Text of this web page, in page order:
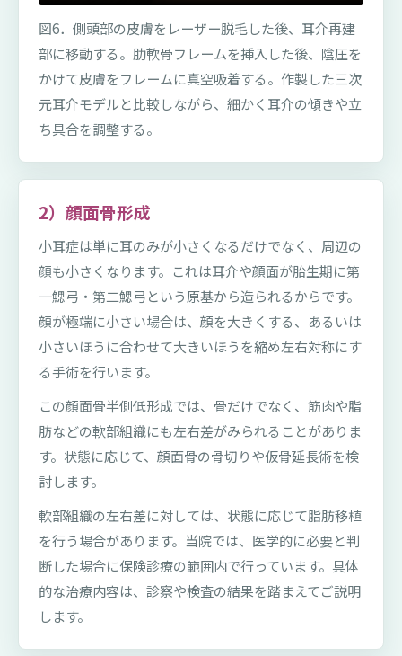
図6．側頭部の皮膚をレーザー脱毛した後、耳介再建
部に移動する。肋軟骨フレームを挿入した後、陰圧を
かけて皮膚をフレームに真空吸着する。作製した三次
元耳介モデルと比較しながら、細かく耳介の傾きや立
ち具合を調整する。
2）顔面骨形成
小耳症は単に耳のみが小さくなるだけでなく、周辺の
顔も小さくなります。これは耳介や顔面が胎生期に第
一鰓弓・第二鰓弓という原基から造られるからです。
顔が極端に小さい場合は、顔を大きくする、あるいは
小さいほうに合わせて大きいほうを縮め左右対称にす
る手術を行います。
この顔面骨半側低形成では、骨だけでなく、筋肉や脂
肪などの軟部組織にも左右差がみられることがありま
す。状態に応じて、顔面骨の骨切りや仮骨延長術を検
討します。
軟部組織の左右差に対しては、状態に応じて脂肪移植
を行う場合があります。当院では、医学的に必要と判
断した場合に保険診療の範囲内で行っています。具体
的な治療内容は、診察や検査の結果を踏まえてご説明
します。